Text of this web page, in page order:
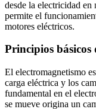
desde la electricidad en
permite el
motores eléctricos.
Principios básicos
El electromagnetismo
carga eléctrica y los
fundamental en el
se mueve origina un